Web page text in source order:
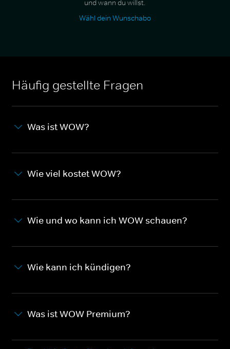
und wann du willst.
Wähl dein Wunschabo
Häufig gestellte Fragen
Was ist WOW?
Wie viel kostet WOW?
Wie und wo kann ich WOW schauen?
Wie kann ich kündigen?
Was ist WOW Premium?